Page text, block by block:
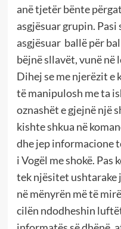
anë tjetër bënte
asgjësuar grupin.
asgjësuar ballë për
bëjnë sllavët, vunë në
Dihej se me njerëzit e
të manipulosh me ta
oznashët e gjejnë një
kishte shkua në
dhe jep informacione
i Vogël me shokë.
tek njësitet ushtarake
në mënyrën më të
cilën ndodheshin